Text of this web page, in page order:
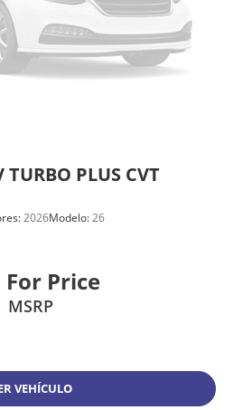
TURBO PLUS CVT
2026Modelo:26
For Price
MSRP
VEHÍCULO